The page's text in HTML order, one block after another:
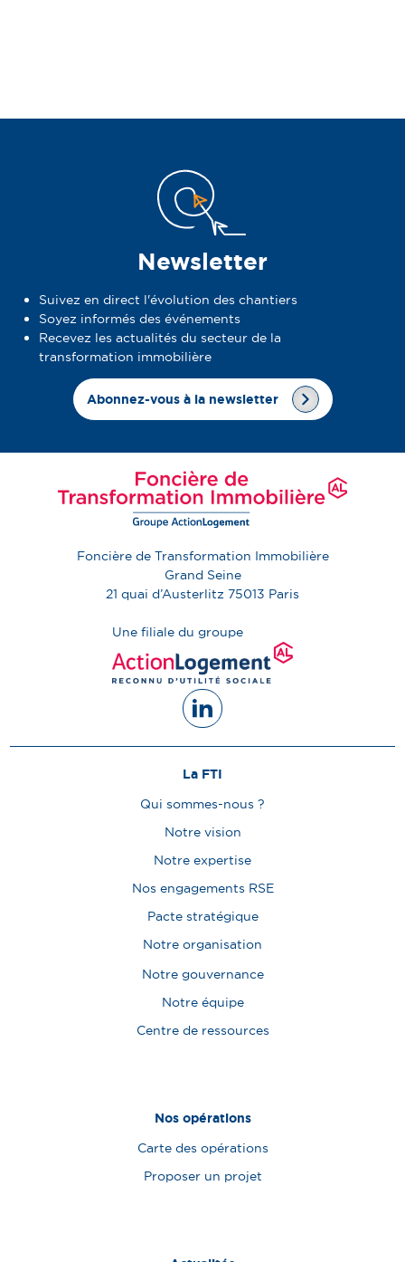
Newsletter
Suivez en direct l'évolution des chantiers
Soyez informés des événements
Recevez les actualités du secteur de la
transformation immobilière
Abonnez-vous à la newsletter
Foncière de Transformation Immobilière
Grand Seine
21 quai d’Austerlitz 75013 Paris
Une filiale du groupe
La FTI
Qui sommes-nous ?
Notre vision
Notre expertise
Nos engagements RSE
Pacte stratégique
Notre organisation
Notre gouvernance
Notre équipe
Centre de ressources
Nos opérations
Carte des opérations
Proposer un projet